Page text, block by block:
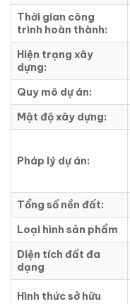
Thời gian công
trình hoàn thành:
Hiện trạng xây
dựng:
Quy mô dự án:
Mật độ xây dựng:
Pháp lý dự án:
Tổng số nền đất:
Loại hình sản phẩm
Diện tích đất đa
dạng
Hình thức sở hữu